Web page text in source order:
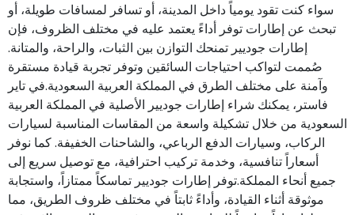
سواء كنت تقود يومياً داخل المدينة، أو تسافر لمسافات طويلة، أو
تبحث عن إطارات توفر أداءً يعتمد عليه في مختلف الظروف، فإن
إطارات جوديير تمنحك التوازن بين الثبات، والراحة، والمتانة.
صُممت لتواكب احتياجات السائقين وتوفر تجربة قيادة مستقرة
وآمنة على مختلف الطرق في المملكة العربية السعودية.في تاير
فاستر، يمكنك شراء إطارات جوديير الأصلية في المملكة العربية
السعودية من خلال تشكيلة واسعة من المقاسات المناسبة لسيارات
الركاب، وسيارات الدفع الرباعي، والشاحنات الخفيفة. كما نوفر
أسعاراً تنافسية، وخدمة تركيب احترافية، مع توصيل سريع إلى
جميع أنحاء المملكة.توفر إطارات جوديير تماسكاً ممتازاً، واستجابة
موثوقة أثناء القيادة، وأداءً ثابتاً في مختلف ظروف الطريق، مما